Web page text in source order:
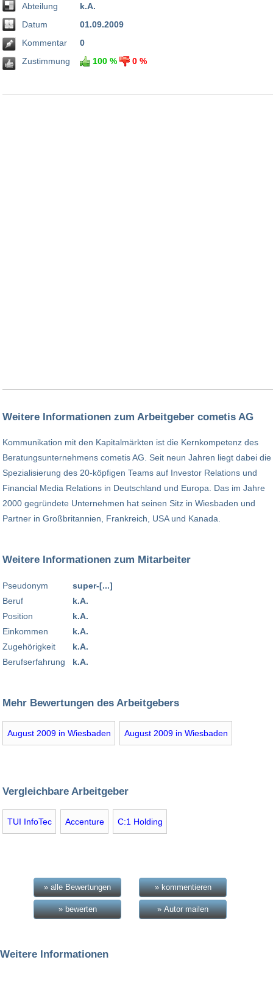
Abteilung
Datum
Kommentar
Zustimmung
k.A.
01.09.2009
0
100 %
0 %
Weitere Informationen zum Arbeitgeber cometis AG
Kommunikation mit den Kapitalmärkten ist die Kernkompetenz des
Beratungsunternehmens cometis AG. Seit neun Jahren liegt dabei die
Spezialisierung des 20-köpfigen Teams auf Investor Relations und
Financial Media Relations in Deutschland und Europa. Das im Jahre
2000 gegründete Unternehmen hat seinen Sitz in Wiesbaden und
Partner in Großbritannien, Frankreich, USA und Kanada.
Weitere Informationen zum Mitarbeiter
Pseudonym
Beruf
Position
Einkommen
Zugehörigkeit
Berufserfahrung
super-[...]
k.A.
k.A.
k.A.
k.A.
k.A.
Mehr Bewertungen des Arbeitgebers
August 2009 in Wiesbaden August 2009 in Wiesbaden
Vergleichbare Arbeitgeber
TUI InfoTec Accenture C:1 Holding
» alle Bewertungen » kommentieren
» bewerten » Autor mailen
Weitere Informationen